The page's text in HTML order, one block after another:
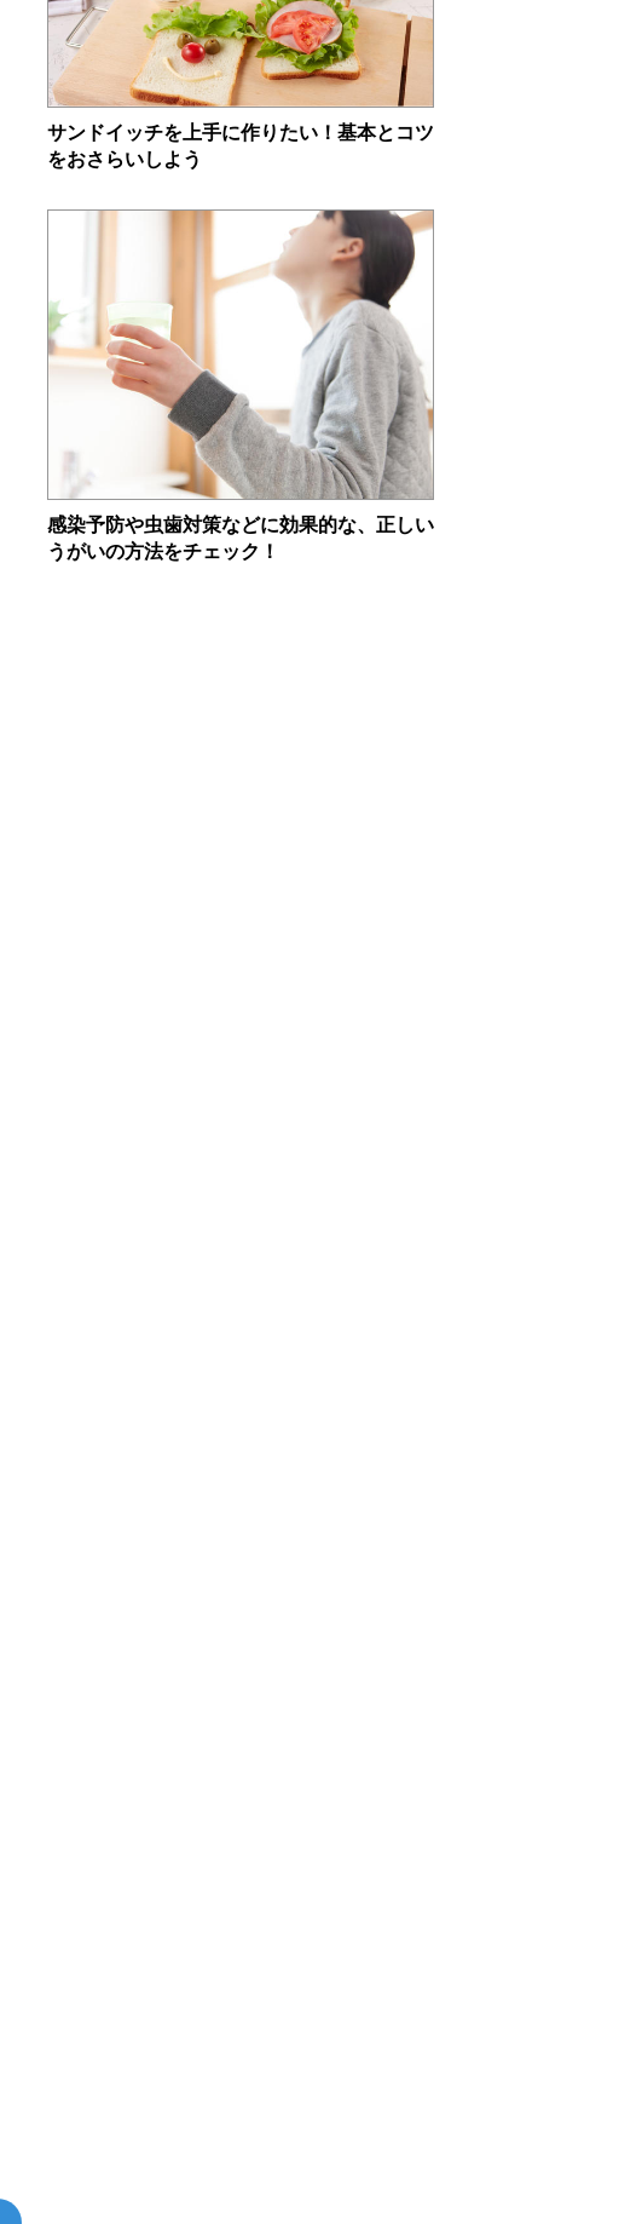
サンドイッチを上手に作りたい！基本とコツ
をおさらいしよう
感染予防や虫歯対策などに効果的な、正しい
うがいの方法をチェック！